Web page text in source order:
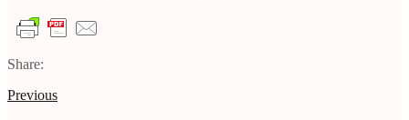
Share:
Previous